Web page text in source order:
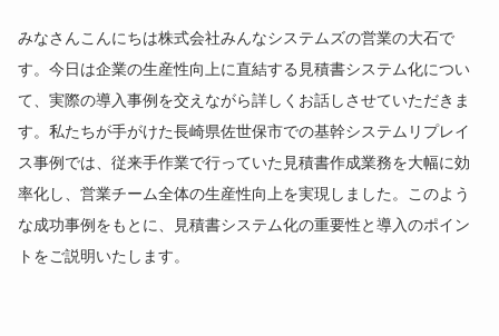
みなさんこんにちは株式会社みんなシステムズの営業の大石で
す。今日は企業の生産性向上に直結する見積書システム化につい
て、実際の導入事例を交えながら詳しくお話しさせていただきま
す。私たちが手がけた長崎県佐世保市での基幹システムリプレイ
ス事例では、従来手作業で行っていた見積書作成業務を大幅に効
率化し、営業チーム全体の生産性向上を実現しました。このよう
な成功事例をもとに、見積書システム化の重要性と導入のポイン
トをご説明いたします。